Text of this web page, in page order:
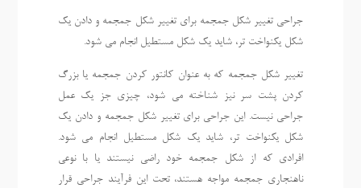
جراحی تغییر شکل جمجمه برای تغییر شکل جمجمه و دادن یک
شکل یکنواخت تر، شاید یک شکل مستطیل انجام می شود.
تغییر شکل جمجمه که به عنوان کانتور کردن جمجمه یا بزرگ
کردن پشت سر نیز شناخته می شود، چیزی جز یک عمل
جراحی نیست. این جراحی برای تغییر شکل جمجمه و دادن یک
شکل یکنواخت تر، شاید یک شکل مستطیل انجام می شود.
افرادی که از شکل جمجمه خود راضی نیستند یا با نوعی
ناهنجاری جمجمه مواجه هستند، تحت این فرآیند جراحی قرار